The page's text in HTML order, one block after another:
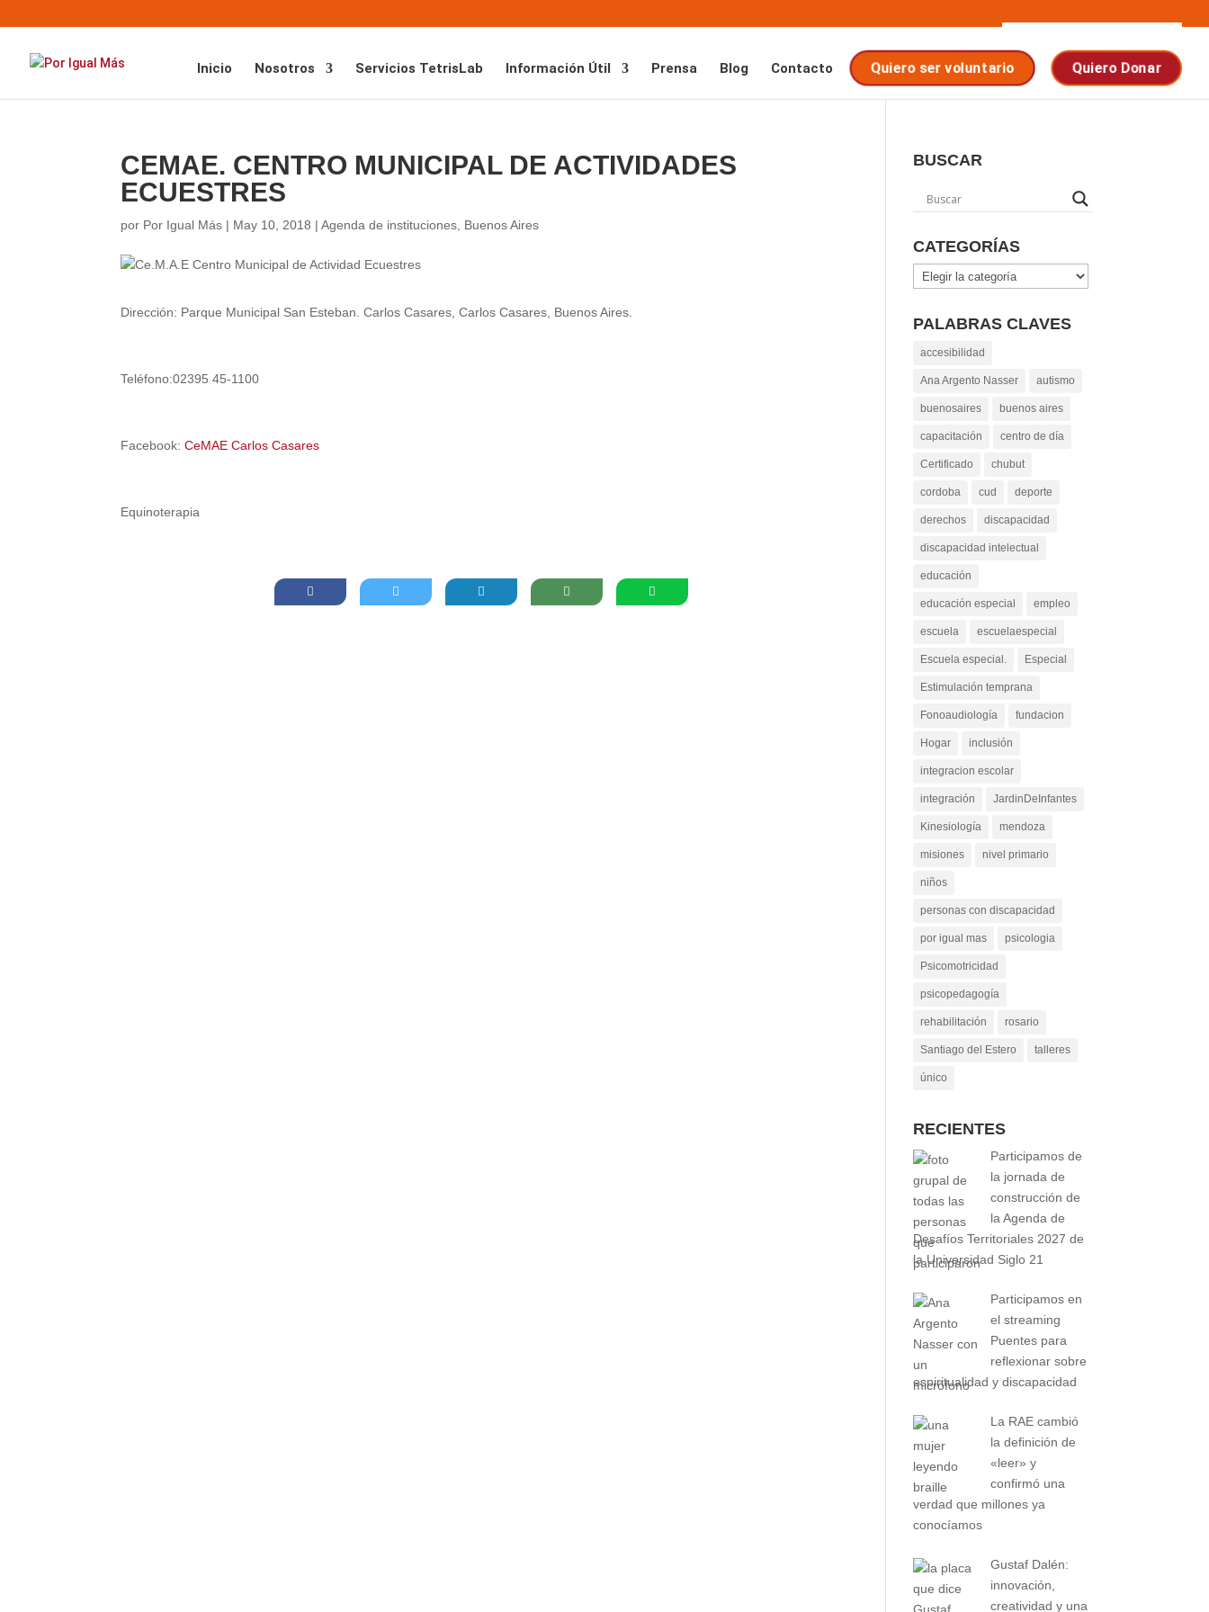
Inicio Nosotros Servicios TetrisLab Información Útil Prensa Blog Contacto Quiero ser voluntario Quiero Donar
CEMAE. CENTRO MUNICIPAL DE ACTIVIDADES
ECUESTRES
por Por Igual Más | May 10, 2018 |Agenda de instituciones Buenos Aires
Dirección: Parque Municipal San Esteban. Carlos Casares, Carlos Casares, Buenos Aires.
Teléfono:02395 45-1100
Facebook:CeMAE Carlos Casares
Equinoterapia
BUSCAR
CATEGORÍAS
Categorías
PALABRAS CLAVES
accesibilidad
Ana Argento Nasser autismo
buenosaires buenos aires
capacitación centro de día
Certificado chubut
cordoba cud deporte
derechos discapacidad
discapacidad intelectual
educación
educación especial empleo
escuela escuelaespecial
Escuela especial. Especial
Estimulación temprana
Fonoaudiología fundacion
Hogar inclusión
integracion escolar
integración JardinDeInfantes
Kinesiología mendoza
misiones nivel primario
niños
personas con discapacidad
por igual mas psicologia
Psicomotricidad
psicopedagogía
rehabilitación rosario
Santiago del Estero talleres
único
RECIENTES
Participamos de
la jornada de
construcción de
la Agenda de
Desafíos Territoriales 2027 de
la Universidad Siglo 21
Participamos en
el streaming
Puentes para
reflexionar sobre
espiritualidad y discapacidad
La RAE cambió
la definición de
«leer» y
confirmó una
verdad que millones ya
conocíamos
Gustaf Dalén:
innovación,
creatividad y una